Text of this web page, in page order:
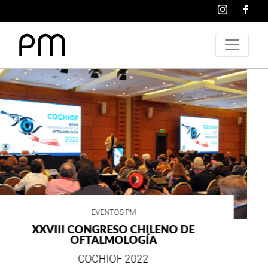
VIDA SOCIAL
WRANGLER CELEBRA SUS 75 AÑOS DE
ESTILO E HISTORIA
EN SU MES DE ANIVERSARIO...